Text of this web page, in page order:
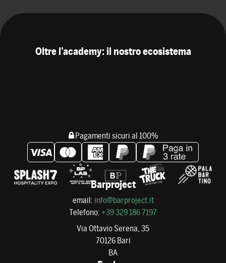
Oltre l’academy: il nostro ecosistema
Pagamenti sicuri al 100%
Barproject
email: info@barproject.it
Telefono: +39 329 186 7197
Via Ottavio Serena, 35
70126 Bari
BA